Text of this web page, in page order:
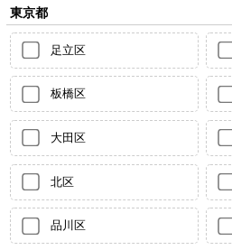
東京都
足立区
板橋区
大田区
北区
品川区